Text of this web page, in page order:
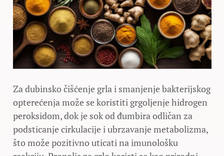
Za dubinsko čišćenje grla i smanjenje bakterijskog
opterećenja može se koristiti grgoljenje hidrogen
peroksidom, dok je sok od đumbira odličan za
podsticanje cirkulacije i ubrzavanje metabolizma,
što može pozitivno uticati na imunološku